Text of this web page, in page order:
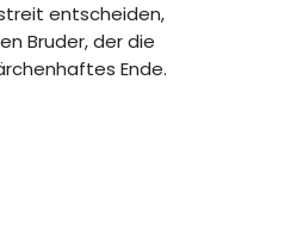
entscheiden,
Bruder, der die
Ende.